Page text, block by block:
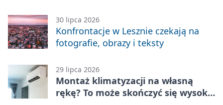
30 lipca 2026
Konfrontacje w Lesznie czekają na
fotografie, obrazy i teksty
29 lipca 2026
Montaż klimatyzacji na własną
rękę? To może skończyć się wysoką